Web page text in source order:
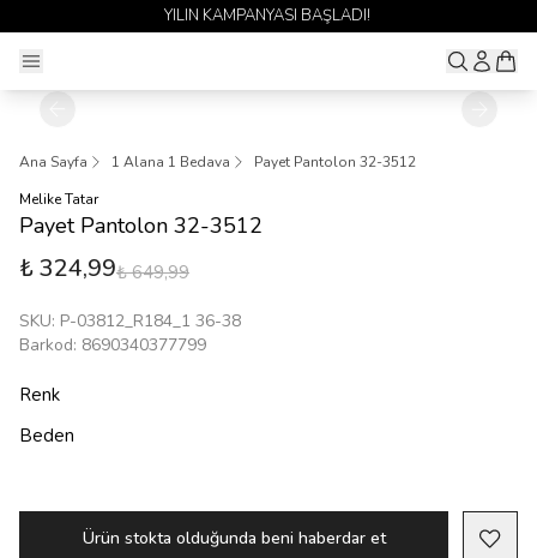
YILIN KAMPANYASI BAŞLADI!
Ana Sayfa 1 Alana 1 Bedava
Payet Pantolon 32-3512
Melike Tatar
Payet Pantolon 32-3512
₺ 324,99₺ 649,99
SKU: P-03812_R184_1 36-38
Barkod: 8690340377799
Renk
Beden
Ürün stokta olduğunda beni haberdar et